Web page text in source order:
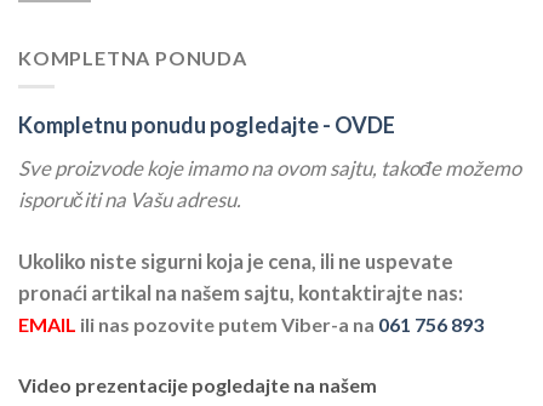
KOMPLETNA PONUDA
Kompletnu ponudu pogledajte - OVDE
Sve proizvode koje imamo na ovom sajtu, takođe možemo
isporučiti na Vašu adresu.
Ukoliko niste sigurni koja je cena, ili ne uspevate
pronaći artikal na našem sajtu, kontaktirajte nas:
EMAIL ili nas pozovite putem Viber-a na 061 756 893
Video prezentacije pogledajte na našem